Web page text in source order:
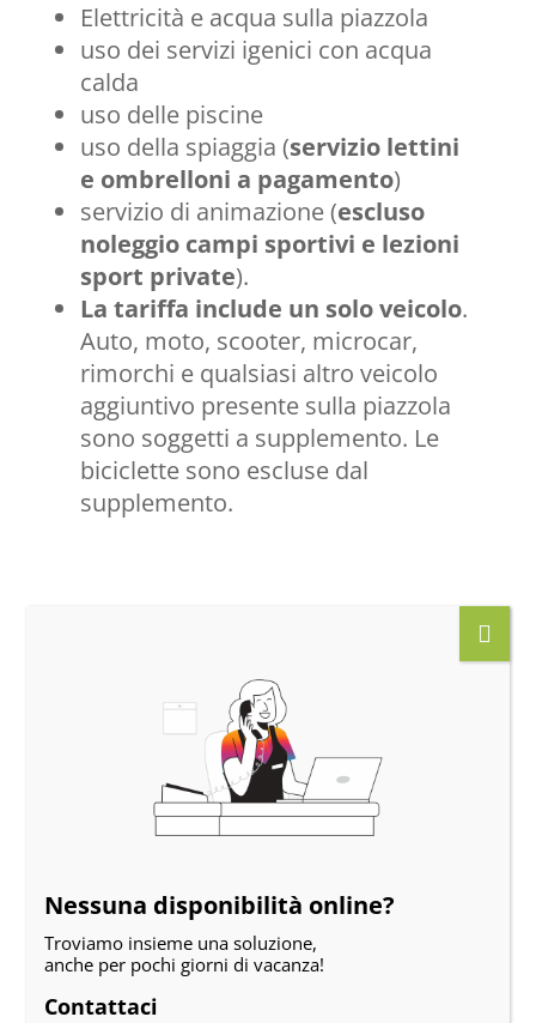
Elettricità e acqua sulla piazzola
uso dei servizi igenici con acqua
calda
uso delle piscine
uso della spiaggia (servizio lettini
e ombrelloni a pagamento)
servizio di animazione (escluso
noleggio campi sportivi e lezioni
sport private).
La tariffa include un solo veicolo.
Auto, moto, scooter, microcar,
rimorchi e qualsiasi altro veicolo
aggiuntivo presente sulla piazzola
sono soggetti a supplemento. Le
biciclette sono escluse dal
supplemento.
Nessuna disponibilità online?
Troviamo insieme una soluzione,
anche per pochi giorni di vacanza!
Contattaci